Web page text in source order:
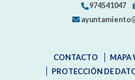
974541047
CONTACTO MAPA
PROTECCIÓN DE